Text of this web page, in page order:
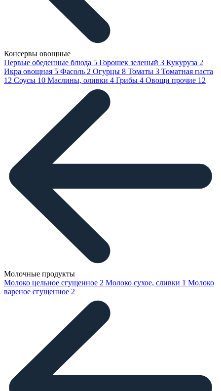
Консервы овощные
Первые обеденные блюда 5 Горошек зеленый 3 Кукуруза 2
Икра овощная 5 Фасоль 2 Огурцы 8 Томаты 3 Томатная паста
12 Соусы 10 Маслины, оливки 4 Грибы 4 Овощи прочие 12
Молочные продукты
Молоко цельное сгущенное 2 Молоко сухое, сливки 1 Молоко
вареное сгущенное 2